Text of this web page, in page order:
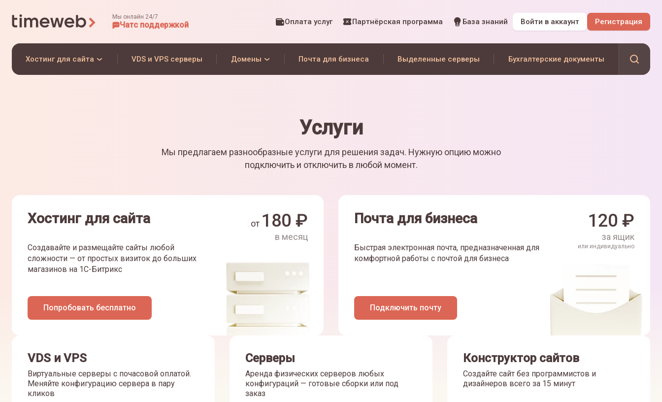
Мы онлайн 24/7
Чатс поддержкой Оплата услуг Партнёрская программа База знаний Войти в аккаунт Регистрация
Хостинг для сайта VDS и VPS серверы Домены Почта для бизнеса Выделенные серверы Бухгалтерские документы
Услуги
Мы предлагаем разнообразные услуги для решения задач. Нужную опцию можно
подключить и отключить в любой момент.
Хостинг для сайта
Создавайте и размещайте сайты любой
сложности — от простых визиток до больших
магазинов на 1С-Битрикс
Попробовать бесплатно
от 180 ₽
в месяц
Почта для бизнеса
Быстрая электронная почта, предназначенная для
комфортной работы с почтой для бизнеса
Подключить почту
120 ₽
за ящик
или индивидуально
VDS и VPS
Виртуальные серверы с почасовой оплатой.
Меняйте конфигурацию сервера в пару
кликов
Серверы
Аренда физических серверов любых
конфигураций — готовые сборки или под
заказ
Конструктор сайтов
Создайте сайт без программистов и
дизайнеров всего за 15 минут